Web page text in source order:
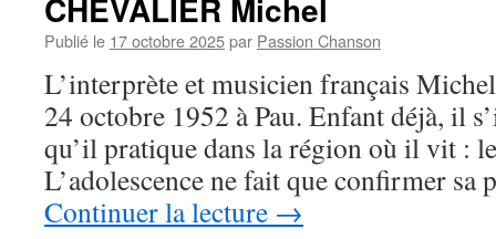
CHEVALIER Michel
Publié le 17 octobre 2025par Passion Chanson
L’interprète et musicien français
24 octobre 1952 à Pau. Enfant déjà, il
qu’il pratique dans la région où il vit :
L’adolescence ne fait que confirmer sa
Continuer la lecture →